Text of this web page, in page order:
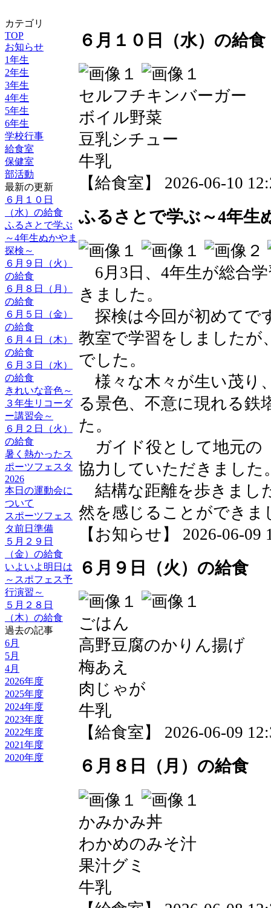
カテゴリ
TOP
お知らせ
1年生
2年生
3年生
4年生
5年生
6年生
学校行事
給食室
保健室
部活動
最新の更新
６月１０日
（水）の給食
ふるさとで学ぶ
～4年生ぬかやま
探検～
６月９日（火）
の給食
６月８日（月）
の給食
６月５日（金）
の給食
６月４日（木）
の給食
６月３日（水）
の給食
きれいな音色～
３年生リコーダ
ー講習会～
６月２日（火）
の給食
暑く熱かったス
ポーツフェスタ
2026
本日の運動会に
ついて
スポーツフェス
タ前日準備
５月２９日
（金）の給食
いよいよ明日は
～スポフェス予
行演習～
５月２８日
（木）の給食
過去の記事
6月
5月
4月
2026年度
2025年度
2024年度
2023年度
2022年度
2021年度
2020年度
６月１０日（水）の給食
セルフチキンバーガー
ボイル野菜
豆乳シチュー
牛乳
【給食室】 2026-06-10
ふるさとで学ぶ～4年生
6月3日、4年生が総合
きました。
探検は今回が初めてで
教室で学習をしましたが
でした。
様々な木々が生い茂り
る景色、不意に現れる鉄
た。
ガイド役として地元の
協力していただきました
結構な距離を歩きまし
然を感じることができま
【お知らせ】 2026-06-09
６月９日（火）の給食
ごはん
高野豆腐のかりん揚げ
梅あえ
肉じゃが
牛乳
【給食室】 2026-06-09
６月８日（月）の給食
かみかみ丼
わかめのみそ汁
果汁グミ
牛乳